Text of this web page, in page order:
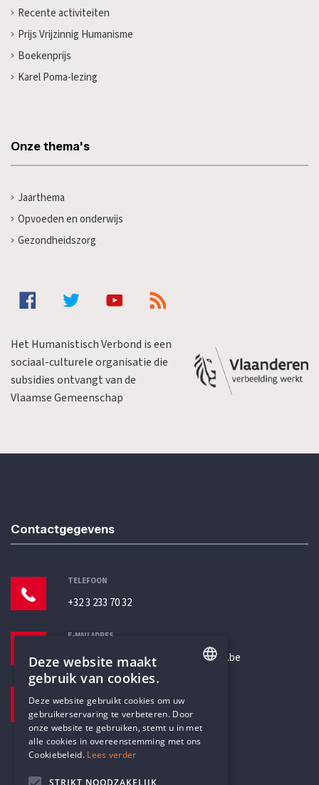
Recente activiteiten
Prijs Vrijzinnig Humanisme
Boekenprijs
Karel Poma-lezing
Onze thema's
Jaarthema
Opvoeden en onderwijs
Gezondheidszorg
Het Humanistisch Verbond is een
sociaal-culturele organisatie die
subsidies ontvangt van de
Vlaamse Gemeenschap
Contactgegevens
TELEFOON
+32 3 233 70 32
E-MAILADRES
secretariaat@humanistischverbond.be
Pottenbrug 4
Antwerpen, 2000
DUTCH
Deze website maakt
gebruik van cookies.
Deze website gebruikt cookies om uw
gebruikerservaring te verbeteren. Door
onze website te gebruiken, stemt u in met
alle cookies in overeenstemming met ons
Cookiebeleid. Lees verder
STRIKT NOODZAKELIJK